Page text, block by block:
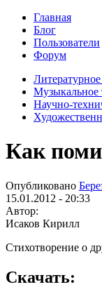
Главная
Блог
Пользователи
Форум
Музыкальное
Научно-
Как
Опубликовано
15.01.2012 - 20:33
Автор:
Исаков Кирилл
Стихотворение о
Скачать: